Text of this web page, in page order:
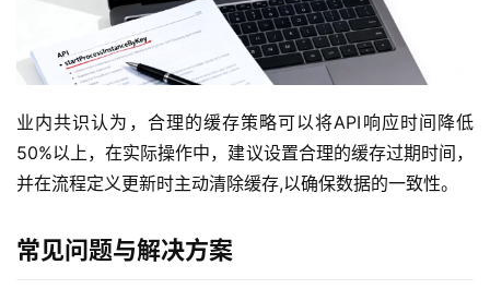
业内共识认为，合理的缓存策略可以将API响应时间降低
50%以上，在实际操作中，建议设置合理的缓存过期时间，
并在流程定义更新时主动清除缓存,以确保数据的一致性。
常见问题与解决方案